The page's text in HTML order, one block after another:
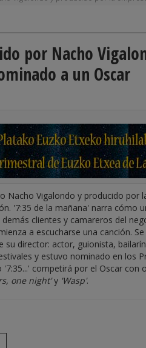
por Nacho
a un Oscar
Vigalondo y producido por
'7:35 de la mañana' narra cómo
clientes y camareros del
a escucharse una canción.
director: actor, guionista,
y estuvo nominado en los
competirá por el Oscar
one night'y 'Wasp'.